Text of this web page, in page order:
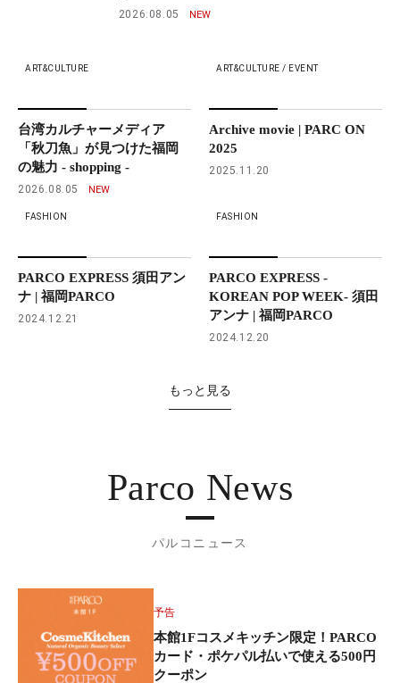
2026.08.05
ART&CULTURE
台湾カルチャーメディア
「秋刀魚」が見つけた福岡
の魅力 - shopping -
2026.08.05
ART&CULTURE / EVENT
Archive movie | PARC ON
2025
2025.11.20
FASHION
PARCO EXPRESS 須田アン
ナ | 福岡PARCO
2024.12.21
FASHION
PARCO EXPRESS -
KOREAN POP WEEK- 須田
アンナ | 福岡PARCO
2024.12.20
もっと見る
Parco News
パルコニュース
予告
本館1Fコスメキッチン限定！PARCO
カード・ポケパル払いで使える500円
クーポン